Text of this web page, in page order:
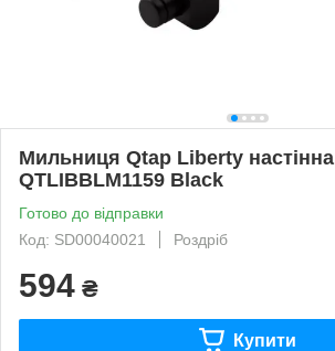
Мильниця Qtap Liberty настінна
QTLIBBLM1159 Black
Готово до відправки
Код: SD00040021
Роздріб
594 ₴
Купити